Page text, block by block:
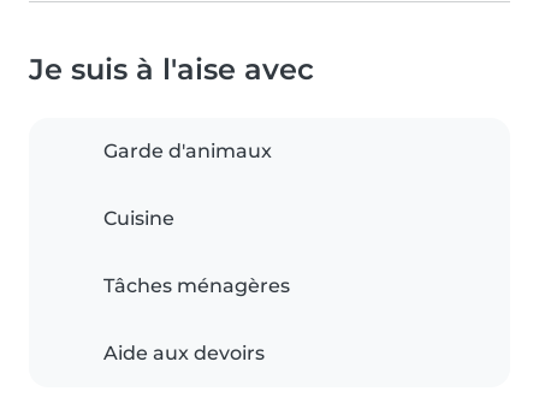
Je suis à l'aise avec
Garde d'animaux
Cuisine
Tâches ménagères
Aide aux devoirs